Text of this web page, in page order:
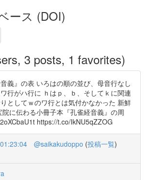
ース (DOI)
3 posts, 1 favorites)
義』の表 いろはの順の並び、母音行なし
行がハ行に ｈはｐ、ｂ、そしてｋに関連
としてｗのワ行とは気付かなかった 新鮮
に伝わる小冊子本『孔雀経音義』の周
https://t.co/IkNU5qZZOG
@saikakudoppo (投稿一覧)